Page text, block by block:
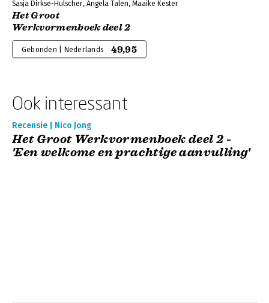
Sasja Dirkse-Hulscher, Angela Talen, Maaike Kester
Het Groot
Werkvormenboek deel 2
Gebonden | Nederlands 49,95
Ook interessant
Recensie | Nico Jong
Het Groot Werkvormenboek deel 2 -
'Een welkome en prachtige aanvulling'